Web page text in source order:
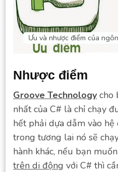
Ưu và nhược điểm của
Nhược điểm
Groove Technology cho
nhất của C# là chỉ chạy
hết phải dựa dẫm vào hệ
trong tương lai nó sẽ
hành khác, nếu bạn muốn
trên di động với C# thì